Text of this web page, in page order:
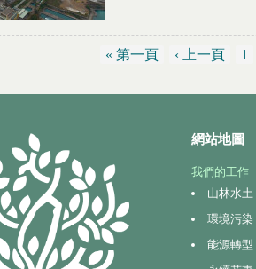
« 第一頁 ‹ 上一頁 1
網站地圖
我們的工作
山林水土
環境污染
能源轉型